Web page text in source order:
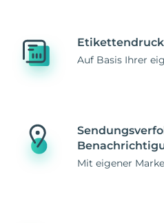
Auf Basis Ihrer
Mit eigener